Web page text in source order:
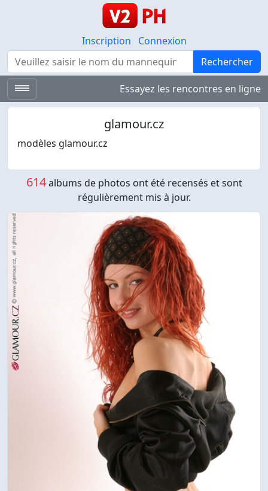
Inscription
Connexion
Rechercher
Rechercher
Essayez les rencontres en ligne
glamour.cz
modèles glamour.cz
614albums de photos ont été recensés et sont
régulièrement mis à jour.